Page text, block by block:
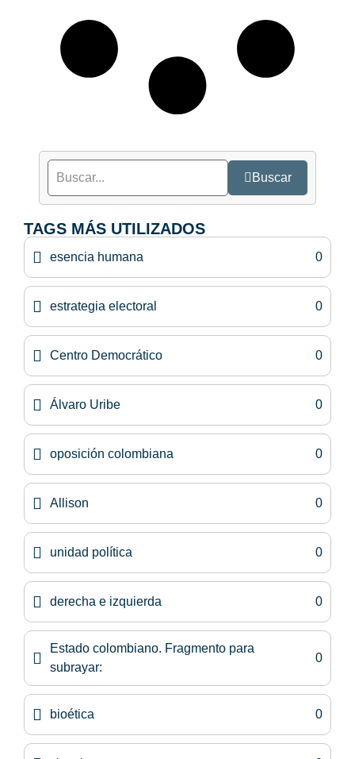
Buscar
TAGS MÁS UTILIZADOS
esencia humana 0
estrategia electoral 0
Centro Democrático 0
Álvaro Uribe 0
oposición colombiana 0
Allison 0
unidad política 0
derecha e izquierda 0
Estado colombiano. Fragmento para
subrayar:
0
bioética 0